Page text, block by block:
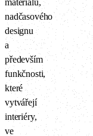
materiálů,
nadčasového
designu
a
především
funkčnosti,
které
vytvářejí
interiéry,
ve